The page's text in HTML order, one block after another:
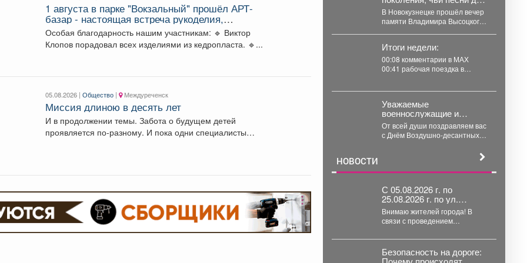
1 августа в парке "Вокзальный" прошёл АРТ-
базар - настоящая встреча рукоделия,
вдохновения и уникальных вещей.
Особая благодарность нашим участникам: 🔹 Виктор
Клопов порадовал всех изделиями из кедропласта. 🔹...
05.08.2026 |Общество | Междуреченск
Миссия длиною в десять лет
И в продолжении темы. Забота о будущем детей
проявляется по-разному. И пока одни специалисты
сих пор знают наизусть.
В Новокузнецке прошёл вечер
памяти Владимира Высоцкого
барды со...
Итоги недели:
00:08 комментарии в МАХ
00:41 рабочая поездка в
Уважаемые
военнослужащие и
ветераны Воздушно-
десантных войск!
От всей души поздравляем вас
с Днём Воздушно-десантных
НОВОСТИ
С 05.08.2026 г. по
25.08.2026 г. по ул.
Кузнецкая вводится
реверсивное движения
для автотранспорта
Внимаю жителей города! В
связи с проведением
тепловой сети с 05.08.2026 г....
Безопасность на дороге: